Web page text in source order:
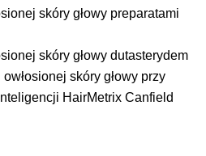
skóry głowy preparatami
skóry głowy dutasterydem
skóry głowy przy
HairMetrix Canfield